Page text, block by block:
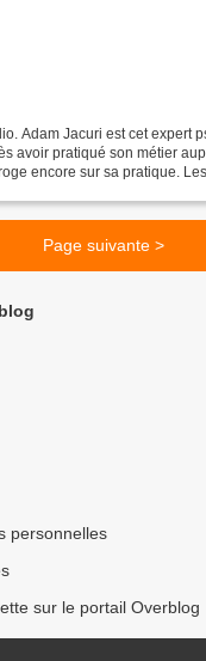
Adam Jacuri est cet expert
avoir pratiqué son métier
encore sur sa pratique.
Page suivante >
personnelles
sur le portail Overblog